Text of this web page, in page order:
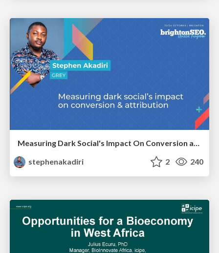
Measuring Dark Social's Impact On Conversion and Attribution
stephenakadiri
2 240